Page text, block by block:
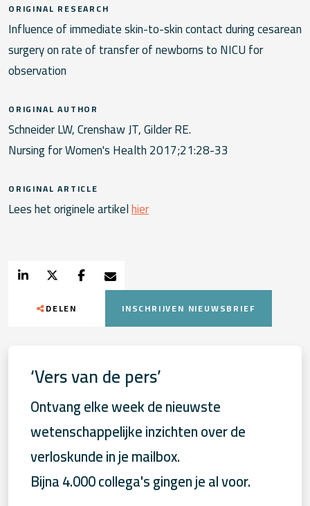
ORIGINAL RESEARCH
Influence of immediate skin-to-skin contact during cesarean
surgery on rate of transfer of newborns to NICU for
observation
ORIGINAL AUTHOR
Schneider LW, Crenshaw JT, Gilder RE.
Nursing for Women's Health 2017;21:28-33
ORIGINAL ARTICLE
Lees het originele artikelhier
DELEN INSCHRIJVEN NIEUWSBRIEF
‘Vers van de pers’
Ontvang elke week de nieuwste
wetenschappelijke inzichten over de
verloskunde in je mailbox.
Bijna 4.000 collega's gingen je al voor.